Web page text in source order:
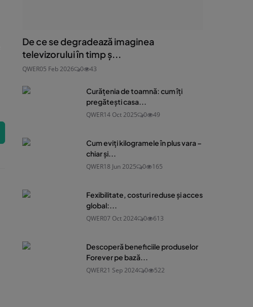
De ce se degradează imaginea
televizorului în timp ș...
QWER05 Feb 2026 0 43
Curățenia de toamnă: cum îți
pregătești casa...
QWER14 Oct 2025 0 49
Cum eviți kilogramele în plus vara –
chiar și...
QWER18 Jun 2025 0 165
Fexibilitate, costuri reduse și acces
global:...
QWER07 Oct 2024 0 613
Descoperă beneficiile produselor
Forever pe bază...
QWER21 Sep 2024 0 522